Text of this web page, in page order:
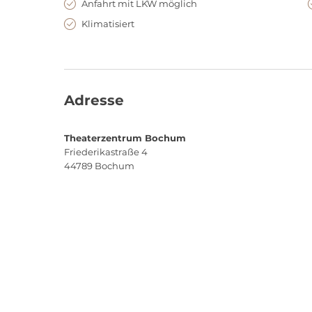
Anfahrt mit LKW möglich
Klimatisiert
Adresse
Theaterzentrum Bochum
Friederikastraße 4
44789 Bochum